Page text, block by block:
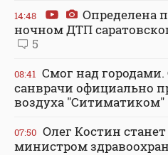
14:48
Определена
ночном ДТП
5
08:41 Смог над городами.
санврачи официально
воздуха "Ситиматиком"
07:50 Олег Костин
министром